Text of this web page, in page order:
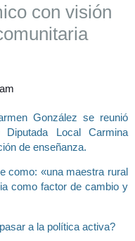
con visión
González se reunió
Local Carmina
de enseñanza.
como: «una maestra rural
como factor de cambio y
a la política activa?